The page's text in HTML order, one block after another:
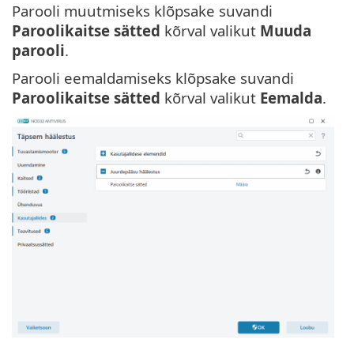
Parooli muutmiseks klõpsake suvandi
Paroolikaitse sätted kõrval valikut Muuda
parooli.
Parooli eemaldamiseks klõpsake suvandi
Paroolikaitse sätted kõrval valikut Eemalda.